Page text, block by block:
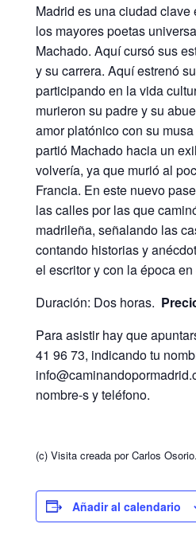
Madrid es una ciudad
los mayores poetas
Machado. Aquí cursó sus
y su carrera. Aquí estrenó
participando en la vida
murieron su padre y su
amor platónico con su
partió Machado hacia un
volvería, ya que murió al
Francia. En este nuevo
las calles por las que
madrileña, señalando las
contando historias y
el escritor y con la época
Duración: Dos horas.
Para asistir hay que
41 96 73, indicando tu
nombre-s y teléfono.
(c) Visita creada por Carlos Osorio.
Añadir al calendario